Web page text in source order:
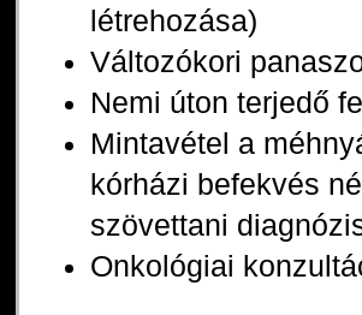
létrehozása)
Változókori
Nemi úton terjedő
Mintavétel a
kórházi befekvés
szövettani
Onkológiai